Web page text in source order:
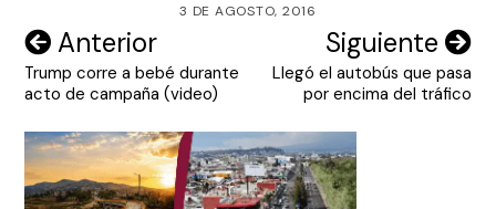
3 DE AGOSTO, 2016
Navegación
de
Anterior
Trump corre a bebé durante
acto de campaña (video)
Siguiente
Llegó el autobús que pasa
por encima del tráfico